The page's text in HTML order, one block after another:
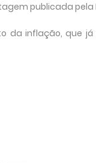
publicada
da inflação, que